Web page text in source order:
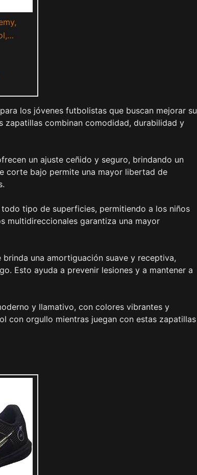
S, 33
los jóvenes futbolistas que buscan mejorar su
zapatillas combinan comodidad, durabilidad y
un ajuste ceñido y seguro, brindando un
corte bajo permite una mayor libertad de
tipo de superficies, permitiendo a los niños
multidireccionales garantiza una mayor
una amortiguación suave y receptiva,
Esto ayuda a prevenir lesiones y a mantener a
y llamativo, con colores vibrantes y
con orgullo mientras juegan con estas zapatillas